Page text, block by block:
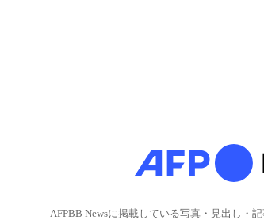
AFPBB Newsに掲載している写真・見出し・